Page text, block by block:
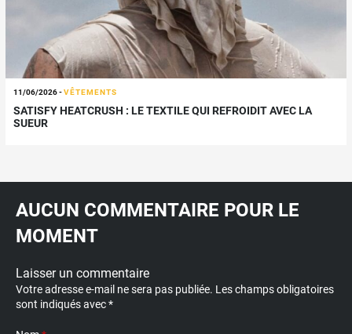
11/06/2026-VÊTEMENTS
SATISFY HEATCRUSH : LE TEXTILE QUI REFROIDIT AVEC LA
SUEUR
AUCUN COMMENTAIRE POUR LE
MOMENT
Laisser un commentaire
Votre adresse e-mail ne sera pas publiée. Les champs obligatoires
sont indiqués avec*